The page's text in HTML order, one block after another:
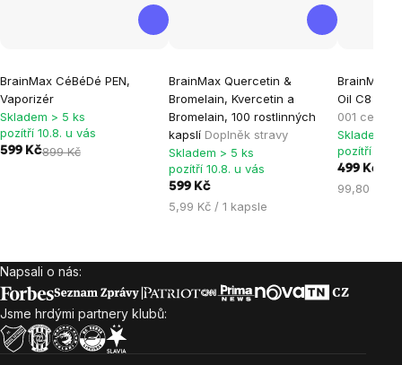
BrainMax CéBéDé PEN,
Vaporizér
hodnocení
produktu
je
5,0
Skladem > 5 ks
pozítří 10.8. u vás
599 Kč899 Kč
BrainMax Quercetin &
Bromelain, Kvercetin a
Bromelain, 100 rostlinných
kapslí Doplněk stravy
hodnocení
produktu
je
4,7
z
Skladem > 5 ks
pozítří 10.8. u vás
599 Kč
Měrná
5,99 Kč / 1 kapsle
BrainMax
Oil C8
001
produktu
je
5,0
z
5
Skladem >
pozítří
499 Kč
Měrná
99,80 Kč /
Zápatí
Napsali o nás:
Jsme hrdými partnery klubů: